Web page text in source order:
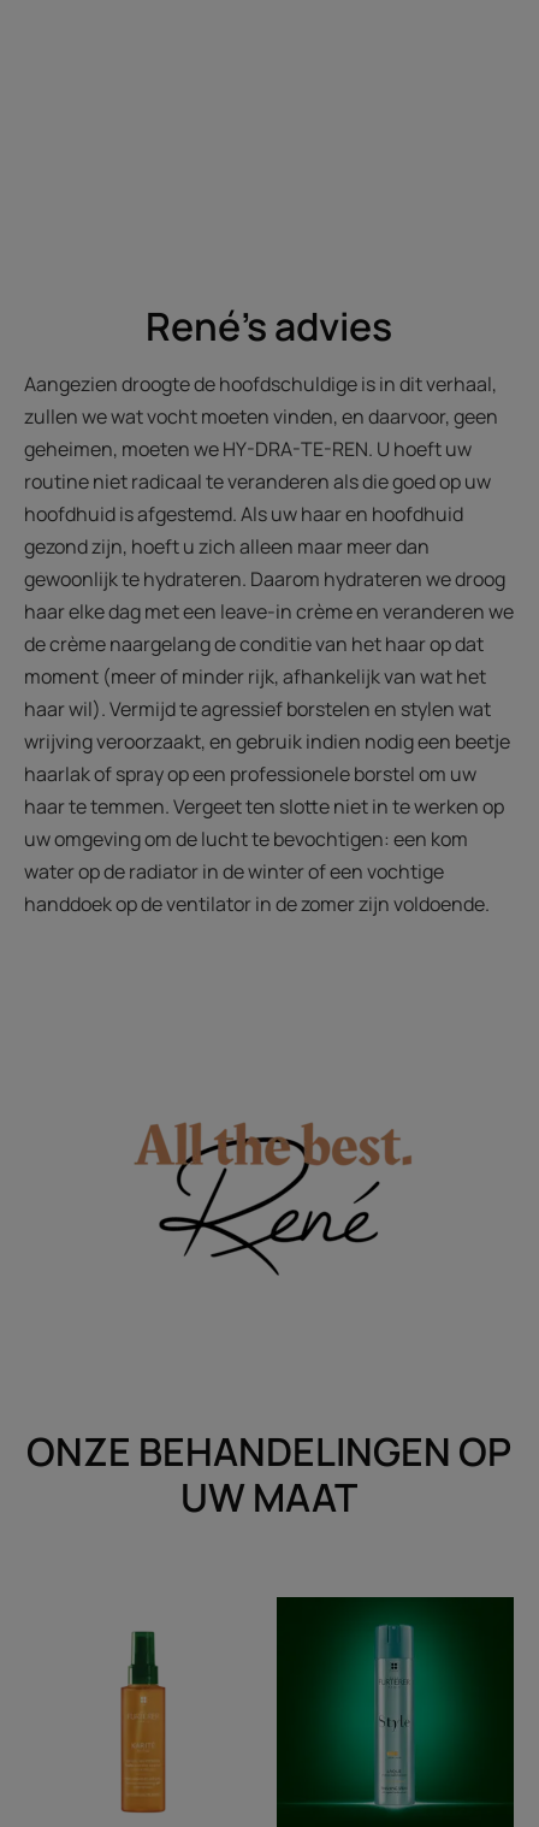
René's advies
Aangezien droogte de hoofdschuldige is in dit verhaal,
zullen we wat vocht moeten vinden, en daarvoor, geen
geheimen, moeten we HY-DRA-TE-REN. U hoeft uw
routine niet radicaal te veranderen als die goed op uw
hoofdhuid is afgestemd. Als uw haar en hoofdhuid
gezond zijn, hoeft u zich alleen maar meer dan
gewoonlijk te hydrateren. Daarom hydrateren we droog
haar elke dag met een leave-in crème en veranderen we
de crème naargelang de conditie van het haar op dat
moment (meer of minder rijk, afhankelijk van wat het
haar wil). Vermijd te agressief borstelen en stylen wat
wrijving veroorzaakt, en gebruik indien nodig een beetje
haarlak of spray op een professionele borstel om uw
haar te temmen. Vergeet ten slotte niet in te werken op
uw omgeving om de lucht te bevochtigen: een kom
water op de radiator in de winter of een vochtige
handdoek op de ventilator in de zomer zijn voldoende.
ONZE BEHANDELINGEN OP
UW MAAT
voedende
olie